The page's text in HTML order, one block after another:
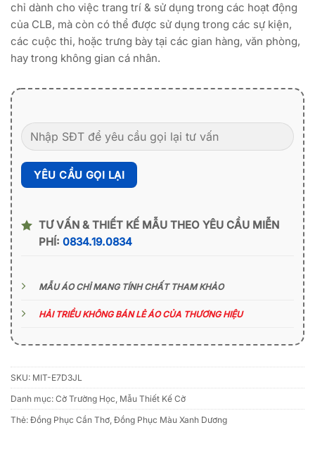
chỉ dành cho việc trang trí & sử dụng trong các hoạt động
của CLB, mà còn có thể được sử dụng trong các sự kiện,
các cuộc thi, hoặc trưng bày tại các gian hàng, văn phòng,
hay trong không gian cá nhân.
TƯ VẤN & THIẾT KẾ MẪU THEO YÊU CẦU MIỄN
PHÍ: 0834.19.0834
MẪU ÁO CHỈ MANG TÍNH CHẤT THAM KHẢO
HẢI TRIỀU KHÔNG BÁN LẺ ÁO CỦA THƯƠNG HIỆU
SKU: MIT-E7D3JL
Danh mục: Cờ Trường Học Mẫu Thiết Kế Cờ
Thẻ: Đồng Phục Cần Thơ Đồng Phục Màu Xanh Dương